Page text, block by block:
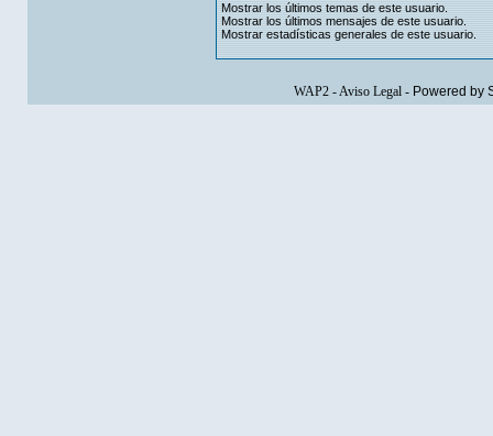
Mostrar los últimos temas de este usuario.
Mostrar los últimos mensajes de este usuario.
Mostrar estadísticas generales de este usuario.
WAP2-Aviso Legal- Powered by